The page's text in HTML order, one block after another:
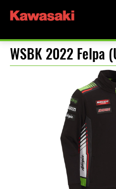
WSBK 2022 Felpa